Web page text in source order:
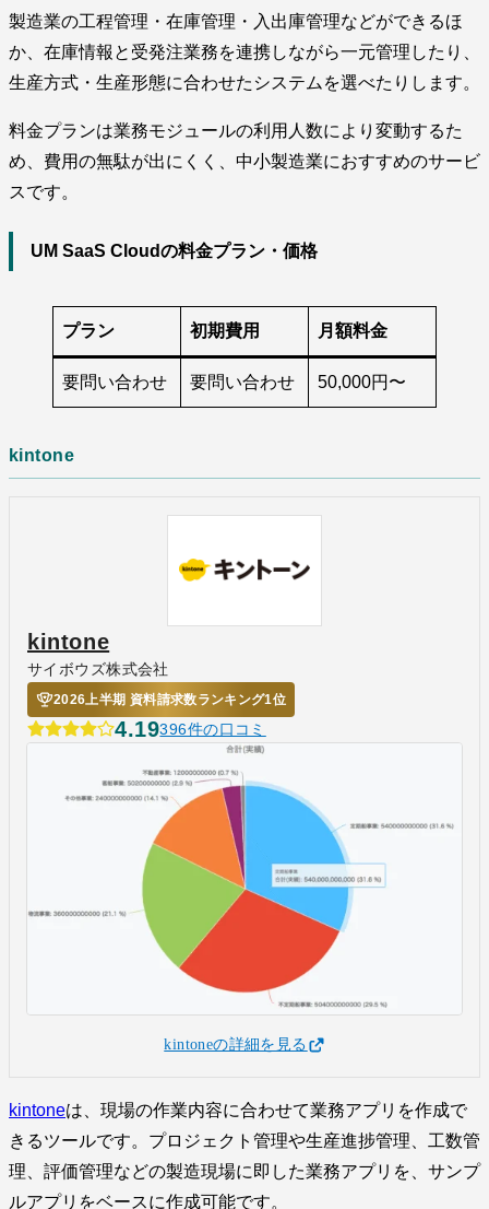
製造業の工程管理・在庫管理・入出庫管理などができるほ
か、在庫情報と受発注業務を連携しながら一元管理したり、
生産方式・生産形態に合わせたシステムを選べたりします。
料金プランは業務モジュールの利用人数により変動するた
め、費用の無駄が出にくく、中小製造業におすすめのサービ
スです。
UM SaaS Cloudの料金プラン・価格
プラン 初期費用 月額料金
要問い合わせ 要問い合わせ 50,000円〜
kintone
kintone
サイボウズ株式会社
2026上半期 資料請求数ランキング1位
4.19396件の口コミ
kintoneの詳細を見る
kintoneは、現場の作業内容に合わせて業務アプリを作成で
きるツールです。プロジェクト管理や生産進捗管理、工数管
理、評価管理などの製造現場に即した業務アプリを、サンプ
ルアプリをベースに作成可能です。